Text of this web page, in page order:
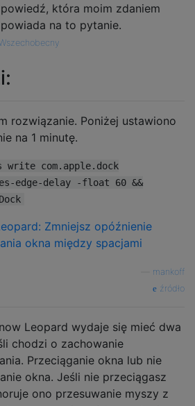
która moim zdaniem
na to pytanie.
rozwiązanie. Poniżej ustawiono
na 1 minutę.
write com.apple.dock
edge-delay -float 60 &&
Zmniejsz opóźnienie
okna między spacjami
mankoff
źródło
Leopard wydaje się mieć dwa
chodzi o zachowanie
Przeciąganie okna lub nie
okna. Jeśli nie przeciągasz
ono przesuwanie myszy z